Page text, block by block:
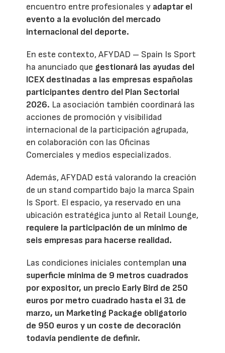
encuentro entre profesionales y adaptar el
evento a la evolución del mercado
internacional del deporte.
En este contexto, AFYDAD – Spain Is Sport
ha anunciado que gestionará las ayudas del
ICEX destinadas a las empresas españolas
participantes dentro del Plan Sectorial
2026. La asociación también coordinará las
acciones de promoción y visibilidad
internacional de la participación agrupada,
en colaboración con las Oficinas
Comerciales y medios especializados.
Además, AFYDAD está valorando la creación
de un stand compartido bajo la marca Spain
Is Sport. El espacio, ya reservado en una
ubicación estratégica junto al Retail Lounge,
requiere la participación de un mínimo de
seis empresas para hacerse realidad.
Las condiciones iniciales contemplan una
superficie mínima de 9 metros cuadrados
por expositor, un precio Early Bird de 250
euros por metro cuadrado hasta el 31 de
marzo, un Marketing Package obligatorio
de 950 euros y un coste de decoración
todavía pendiente de definir.